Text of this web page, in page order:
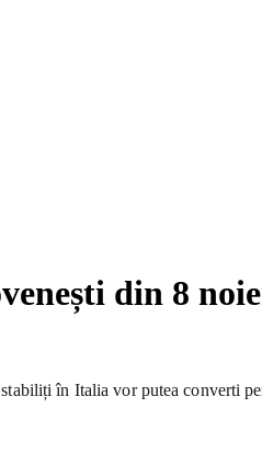
din 8
în Italia vor putea converti